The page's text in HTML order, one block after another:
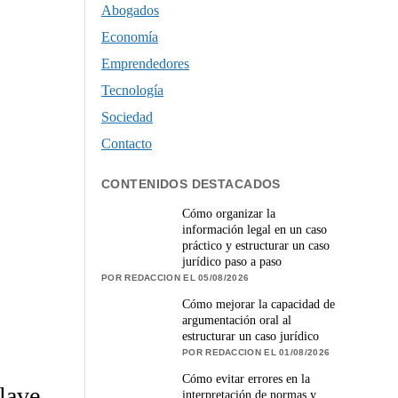
Abogados
Economía
Emprendedores
Tecnología
Sociedad
Contacto
CONTENIDOS DESTACADOS
Cómo organizar la
información legal en un caso
práctico y estructurar un caso
jurídico paso a paso
POR REDACCION EL 05/08/2026
Cómo mejorar la capacidad de
argumentación oral al
estructurar un caso jurídico
POR REDACCION EL 01/08/2026
Cómo evitar errores en la
interpretación de normas y